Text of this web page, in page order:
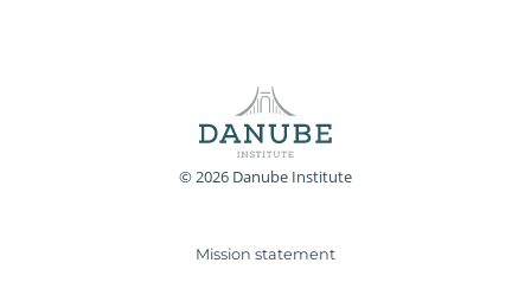
© 2026 Danube Institute
Mission statement